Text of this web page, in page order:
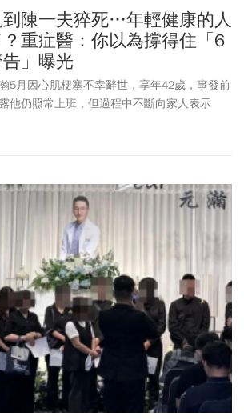
陳一夫猝死…年輕健康的人
重症醫：你以為撐得住「6
」曝光
5月因心肌梗塞不幸辭世，享年42歲，事發前
他仍照常上班，但過程中不斷向家人表示
掉了」，甚至不論
陳一夫7/26於家中猝逝，享年56歲，他的最
午9點，提到自己聽音樂會聽到一半突發性胃
大家都要健健康康的喔」，沒想到卻發生憾
猝逝原因，但從他最後發文提到發生「突發
突發性胃痙攣是在「中上腹部」、靠近心窩
，嚴重甚至痛到冒冷汗甚至無法行走，和心
，發生心肌梗塞的機率，相對其他可能要來
人猝死的新聞一件接一件？胸腔暨重症專科
，很多所謂「好好健康的人突然猝死」，並
下是黃軒臉書分享全文。